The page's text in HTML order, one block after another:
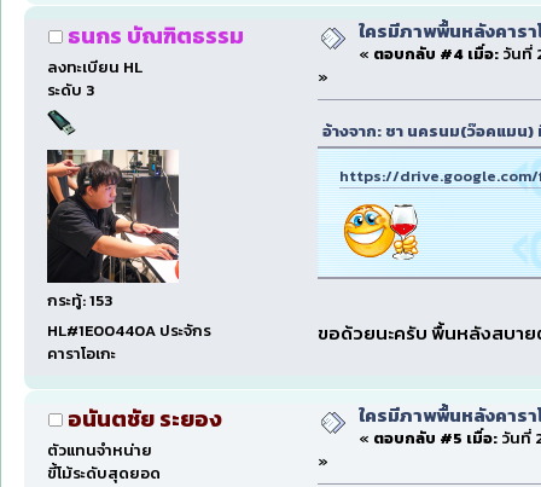
ธนกร บัณฑิตธรรม
ลงทะเบียน HL
ระดับ 3
กระทู้: 153
HL#1E00440A ประจักร
คาราโอเกะ
ใครมีภาพพื้นหลังคาร
« ตอบกลับ #4 เมื่อ:วันที่
»
อ้างจาก: ชา นครนม(ว๊อคแมน)
https://drive.google.com/
ขอด้วยนะครับ พื้นหลังสบา
อนันตชัย ระยอง
ตัวแทนจำหน่าย
ขี้โม้ระดับสุดยอด
ใครมีภาพพื้นหลังคาร
« ตอบกลับ #5 เมื่อ:วันที่
»